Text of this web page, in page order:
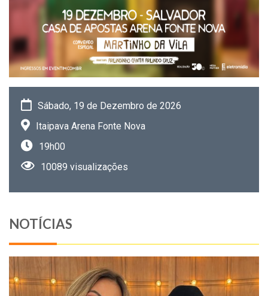
Sábado, 19 de Dezembro de 2026
Itaipava Arena Fonte Nova
19h00
10089 visualizações
NOTÍCIAS